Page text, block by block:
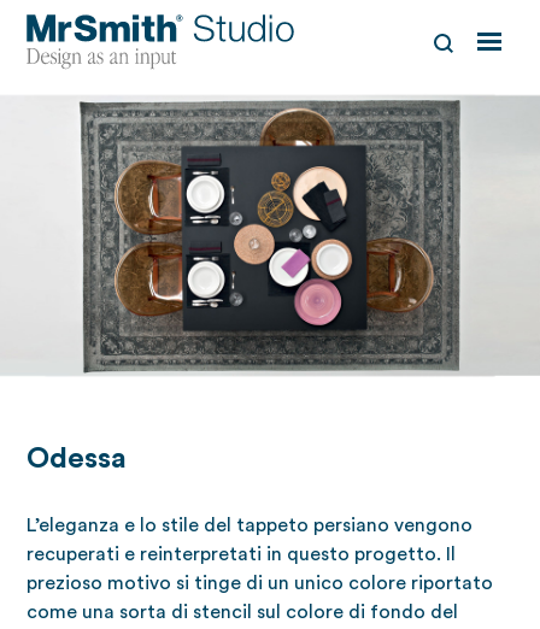
Odessa
L’eleganza e lo stile del tappeto persiano vengono
recuperati e reinterpretati in questo progetto. Il
prezioso motivo si tinge di un unico colore riportato
come una sorta di stencil sul colore di fondo del